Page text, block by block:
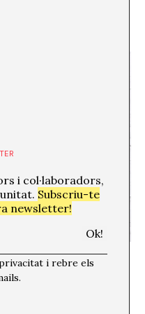
a la irrellevància
i col·laboradors,
Subscriu-te
newsletter!
i rebre els